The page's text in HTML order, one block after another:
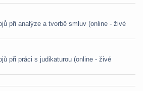
při analýze a tvorbě smluv (online - živé
při práci s judikaturou (online - živé